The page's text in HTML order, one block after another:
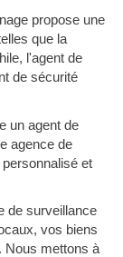
propose une
que la
l'agent de
de sécurité
un agent de
agence de
et
de surveillance
vos biens
Nous mettons à